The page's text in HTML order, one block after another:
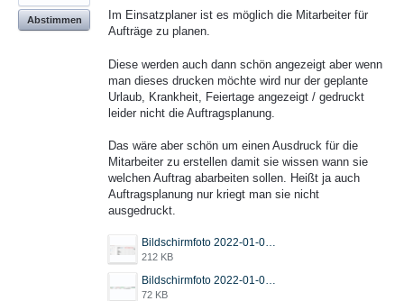
Im Einsatzplaner ist es möglich die Mitarbeiter für
Aufträge zu planen.
Diese werden auch dann schön angezeigt aber wenn
man dieses drucken möchte wird nur der geplante
Urlaub, Krankheit, Feiertage angezeigt / gedruckt
leider nicht die Auftragsplanung.
Das wäre aber schön um einen Ausdruck für die
Mitarbeiter zu erstellen damit sie wissen wann sie
welchen Auftrag abarbeiten sollen. Heißt ja auch
Auftragsplanung nur kriegt man sie nicht
ausgedruckt.
Bildschirmfoto 2022-01-03 um 09.12.51.png
212 KB
Bildschirmfoto 2022-01-03 um 09.12.10.png
72 KB
Abstimmen